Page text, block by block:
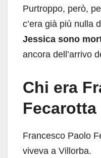
Purtroppo, però,
c’era già più nulla
Jessica sono
ancora dell’arrivo
Chi era
Fecarotta
Francesco Paolo
viveva a Villorba.